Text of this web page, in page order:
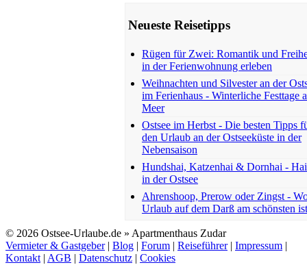
Neueste Reisetipps
Rügen für Zwei: Romantik und
in der Ferienwohnung erleben
Weihnachten und Silvester an der
im Ferienhaus - Winterliche Festtage
Meer
Ostsee im Herbst - Die besten Tipps
den Urlaub an der Ostseeküste in der
Nebensaison
Hundshai, Katzenhai & Dornhai -
in der Ostsee
Ahrenshoop, Prerow oder Zingst -
Urlaub auf dem Darß am schönsten ist
© 2026 Ostsee-Urlaube.de » Apartmenthaus Zudar
Vermieter & Gastgeber| Blog | Forum | Reiseführer| Impressum |
Kontakt | AGB | Datenschutz | Cookies